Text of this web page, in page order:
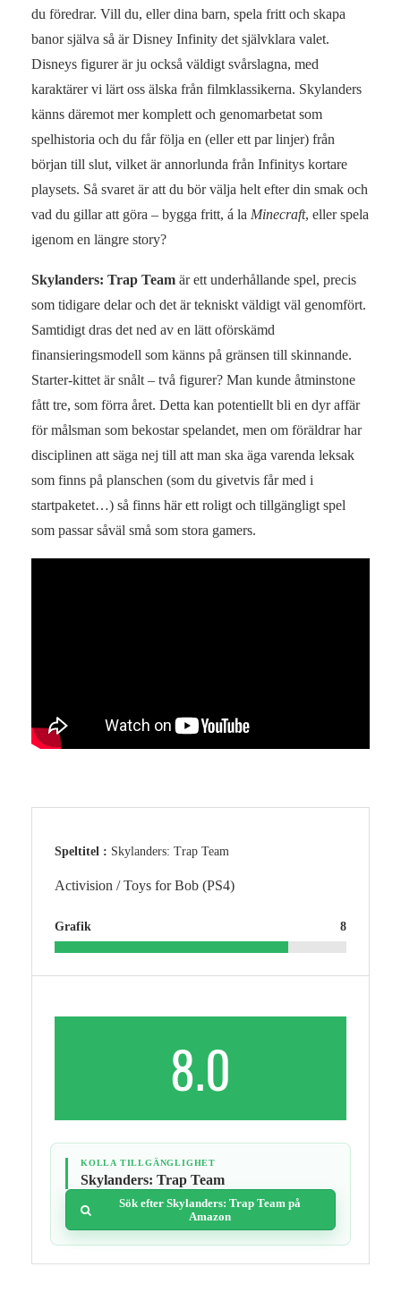
du föredrar. Vill du, eller dina barn, spela fritt och skapa
banor själva så är Disney Infinity det självklara valet.
Disneys figurer är ju också väldigt svårslagna, med
karaktärer vi lärt oss älska från filmklassikerna. Skylanders
känns däremot mer komplett och genomarbetat som
spelhistoria och du får följa en (eller ett par linjer) från
början till slut, vilket är annorlunda från Infinitys kortare
playsets. Så svaret är att du bör välja helt efter din smak och
vad du gillar att göra – bygga fritt, á la Minecraft, eller spela
igenom en längre story?
Skylanders: Trap Team är ett underhållande spel, precis
som tidigare delar och det är tekniskt väldigt väl genomfört.
Samtidigt dras det ned av en lätt oförskämd
finansieringsmodell som känns på gränsen till skinnande.
Starter-kittet är snålt – två figurer? Man kunde åtminstone
fått tre, som förra året. Detta kan potentiellt bli en dyr affär
för målsman som bekostar spelandet, men om föräldrar har
disciplinen att säga nej till att man ska äga varenda leksak
som finns på planschen (som du givetvis får med i
startpaketet…) så finns här ett roligt och tillgängligt spel
som passar såväl små som stora gamers.
Speltitel : Skylanders: Trap Team
Activision / Toys for Bob (PS4)
Grafik 8
8.0
KOLLA TILLGÄNGLIGHET
Skylanders: Trap Team
Sök efter Skylanders: Trap Team på
Amazon